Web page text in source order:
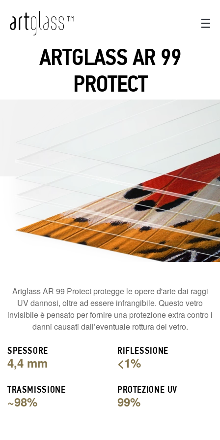
ARTGLASS AR 99
PROTECT
Artglass AR 99 Protect protegge le opere d'arte dai raggi
UV dannosi, oltre ad essere infrangibile. Questo vetro
invisibile è pensato per fornire una protezione extra contro i
danni causati dall’eventuale rottura del vetro.
SPESSORE
4,4 mm
RIFLESSIONE
<1%
TRASMISSIONE
~98%
PROTEZIONE UV
99%